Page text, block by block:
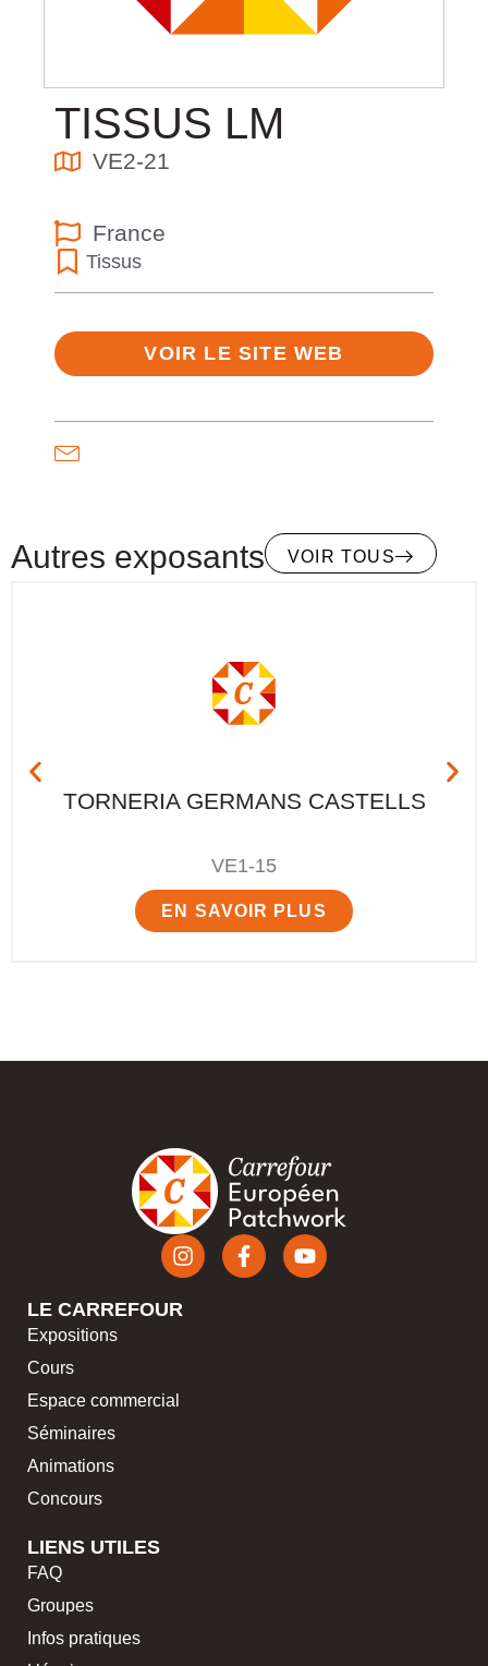
TISSUS LM
VE2-21
France
Tissus
VOIR LE SITE WEB
Autres exposants VOIR TOUS
TORNERIA GERMANS CASTELLS
VE1-15
EN SAVOIR PLUS
LE CARREFOUR
Expositions
Cours
Espace commercial
Séminaires
Animations
Concours
LIENS UTILES
FAQ
Groupes
Infos pratiques